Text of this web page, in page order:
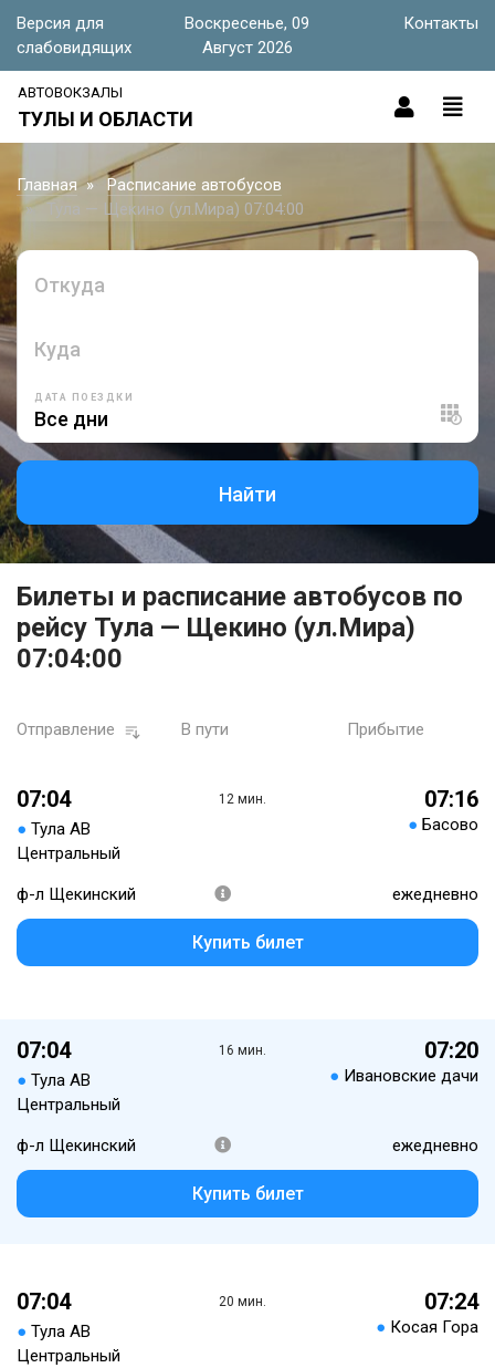
Версия для
слабовидящих
Воскресенье, 09
Август 2026
Контакты
АВТОВОКЗАЛЫ
ТУЛЫ И ОБЛАСТИ
Главная
Расписание автобусов
Тула — Щекино (ул.Мира) 07:04:00
Откуда
Куда
ДАТА ПОЕЗДКИ
Найти
Билеты и расписание автобусов по
рейсу Тула — Щекино (ул.Мира)
07:04:00
Отправление В пути Прибытие
07:04
● Тула АВ
Центральный
12 мин. 07:16
● Басово
ф-л Щекинский ежедневно
Купить билет
07:04
● Тула АВ
Центральный
16 мин. 07:20
● Ивановские дачи
ф-л Щекинский ежедневно
Купить билет
07:04
● Тула АВ
Центральный
20 мин. 07:24
● Косая Гора